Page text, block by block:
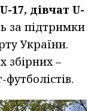
U-17, дівчатU-
за підтримки
України.
збірних –